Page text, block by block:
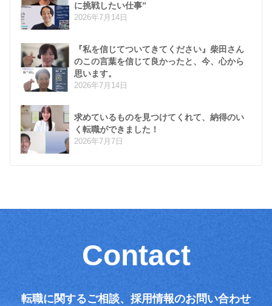
に挑戦したい仕事”
2026年7月14日
『私を信じてついてきてください』柴田さん
のこの言葉を信じて良かったと、今、心から
思います。
2026年7月14日
求めているものを見つけてくれて、納得のい
く転職ができました！
2026年7月7日
Contact
転職に関するご相談、採用情報のお問い合わせ